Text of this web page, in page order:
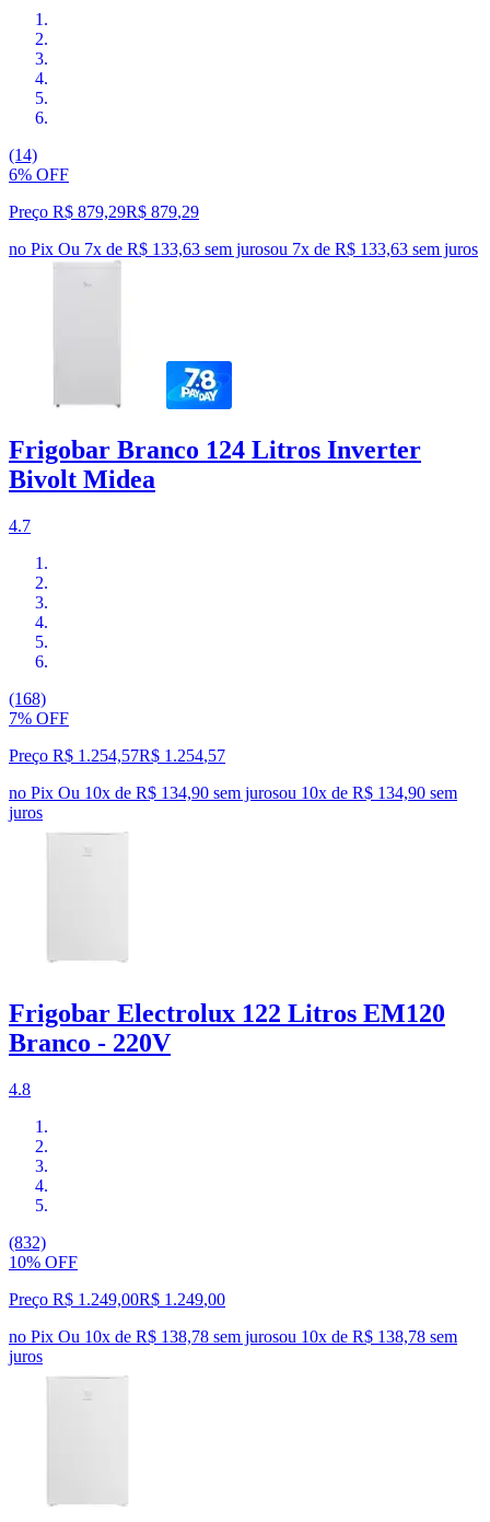
(14)
6% OFF
Preço R$ 879,29R$ 879,29
no Pix Ou 7x de R$ 133,63 sem jurosou 7x de R$ 133,63 sem juros
Frigobar Branco 124 Litros Inverter
Bivolt Midea
4.7
(168)
7% OFF
Preço R$ 1.254,57R$ 1.254,57
no Pix Ou 10x de R$ 134,90 sem jurosou 10x de R$ 134,90 sem
juros
Frigobar Electrolux 122 Litros EM120
Branco - 220V
4.8
(832)
10% OFF
Preço R$ 1.249,00R$ 1.249,00
no Pix Ou 10x de R$ 138,78 sem jurosou 10x de R$ 138,78 sem
juros